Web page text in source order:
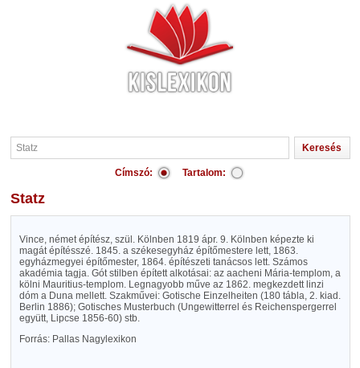
Címszó: Tartalom:
Statz
Vince, német építész, szül. Kölnben 1819 ápr. 9. Kölnben képezte ki
magát építésszé. 1845. a székesegyház építőmestere lett, 1863.
egyházmegyei építőmester, 1864. építészeti tanácsos lett. Számos
akadémia tagja. Gót stilben épített alkotásai: az aacheni Mária-templom, a
kölni Mauritius-templom. Legnagyobb műve az 1862. megkezdett linzi
dóm a Duna mellett. Szakművei: Gotische Einzelheiten (180 tábla, 2. kiad.
Berlin 1886); Gotisches Musterbuch (Ungewitterrel és Reichenspergerrel
együtt, Lipcse 1856-60) stb.
Forrás: Pallas Nagylexikon